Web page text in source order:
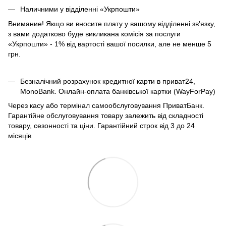
Наличними у відділенні «Укрпошти»
Внимание! Якщо ви вносите плату у вашому відділенні зв'язку,
з вами додатково буде викликана комісія за послуги
«Укрпошти» - 1% від вартості вашої посилки, але не менше 5
грн.
Безналічний розрахунок кредитної карти в приват24,
MonoBank. Онлайн-оплата банківської картки (WayForPay)
Через касу або термінал самообслуговування ПриватБанк.
Гарантійне обслуговування товару залежить від складності
товару, сезонності та ціни. Гарантійний строк від 3 до 24
місяців